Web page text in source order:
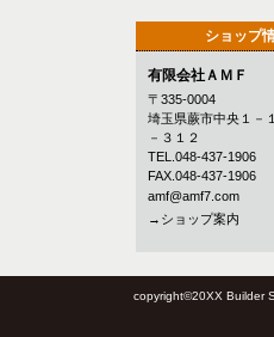
ショップ情
有限会社ＡＭＦ
〒335-0004
埼玉県蕨市中央１－
－３１２
TEL.048-437-1906
FAX.048-437-1906
amf@amf7.com
→ショップ案内
copyright©20XX Builder